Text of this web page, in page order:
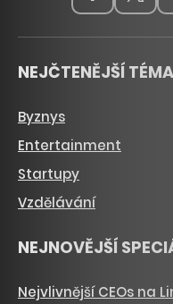
NEJČTENĚJŠÍ
Byznys
Entertainment
Startupy
Vzdělávání
NEJNOVĚJŠÍ
Nejvlivnější CEOs na